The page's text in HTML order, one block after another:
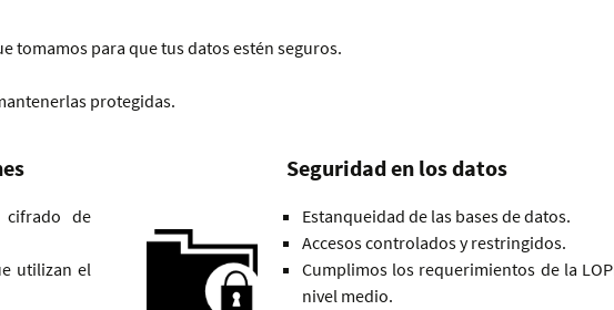
tomamos para que tus datos estén seguros.
protegidas.
cifrado de
utilizan el
Seguridad en los datos
Estanqueidad de las bases de datos.
Accesos controlados y restringidos.
Cumplimos los requerimientos de la
nivel medio.